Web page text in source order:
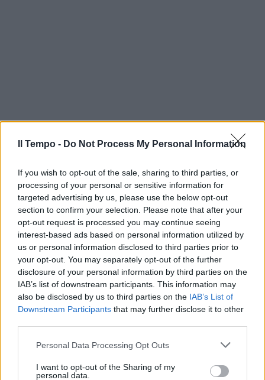
Il Tempo - Do Not Process My Personal Information
If you wish to opt-out of the sale, sharing to third parties, or
processing of your personal or sensitive information for
targeted advertising by us, please use the below opt-out
section to confirm your selection. Please note that after your
opt-out request is processed you may continue seeing
interest-based ads based on personal information utilized by
us or personal information disclosed to third parties prior to
your opt-out. You may separately opt-out of the further
disclosure of your personal information by third parties on the
IAB’s list of downstream participants. This information may
also be disclosed by us to third parties on the IAB’s List of
Downstream Participants that may further disclose it to other
Personal Data Processing Opt Outs
I want to opt-out of the Sharing of my
personal data.